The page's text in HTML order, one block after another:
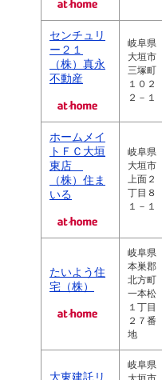
センチュリ
ー２１
（株）真永
不動産
岐阜県
大垣市
三塚町
１０２
２－１
ホームメイ
トＦＣ大垣
東店
（株）住ま
いる
岐阜県
大垣市
上面２
丁目８
１－１
たいよう住
宅（株）
岐阜県
本巣郡
北方町
一本松
１丁目
２７番
地
大東建託リ
岐阜県